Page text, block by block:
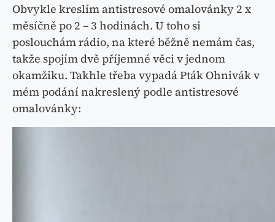
Obvykle kreslím antistresové omalovánky 2 x
měsíčně po 2 – 3 hodinách. U toho si
poslouchám rádio, na které běžně nemám čas,
takže spojím dvě příjemné věci v jednom
okamžiku. Takhle třeba vypadá Pták Ohnivák v
mém podání nakreslený podle antistresové
omalovánky: